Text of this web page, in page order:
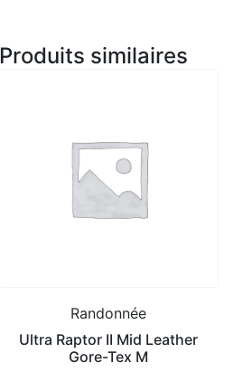
Produits similaires
Randonnée
Ultra Raptor II Mid Leather
Gore-Tex M